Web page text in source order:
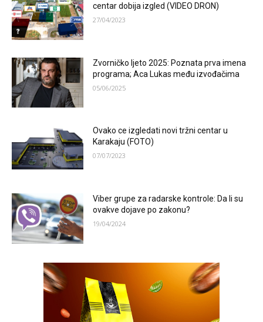
centar dobija izgled (VIDEO DRON)
27/04/2023
Zvorničko ljeto 2025: Poznata prva imena
programa; Aca Lukas među izvođačima
05/06/2025
Ovako ce izgledati novi tržni centar u
Karakaju (FOTO)
07/07/2023
Viber grupe za radarske kontrole: Da li su
ovakve dojave po zakonu?
19/04/2024